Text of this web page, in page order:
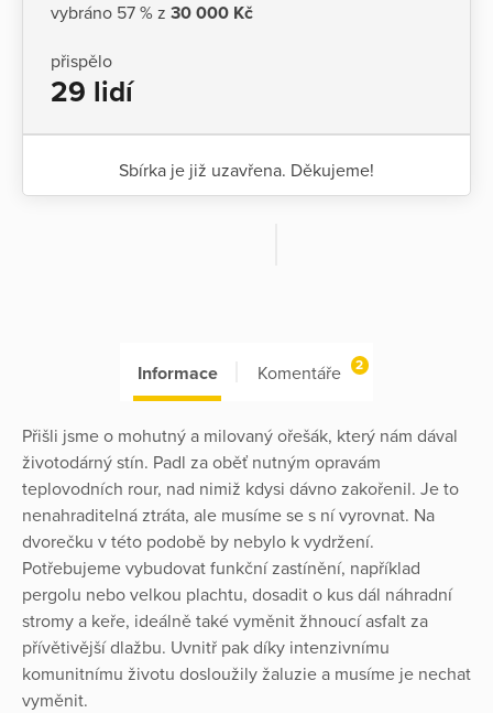
vybráno 57 % z 30 000 Kč
přispělo
29 lidí
Sbírka je již uzavřena. Děkujeme!
Informace Komentáře 2
Přišli jsme o mohutný a milovaný ořešák, který nám dával
životodárný stín. Padl za oběť nutným opravám
teplovodních rour, nad nimiž kdysi dávno zakořenil. Je to
nenahraditelná ztráta, ale musíme se s ní vyrovnat. Na
dvorečku v této podobě by nebylo k vydržení.
Potřebujeme vybudovat funkční zastínění, například
pergolu nebo velkou plachtu, dosadit o kus dál náhradní
stromy a keře, ideálně také vyměnit žhnoucí asfalt za
přívětivější dlažbu. Uvnitř pak díky intenzivnímu
komunitnímu životu dosloužily žaluzie a musíme je nechat
vyměnit.